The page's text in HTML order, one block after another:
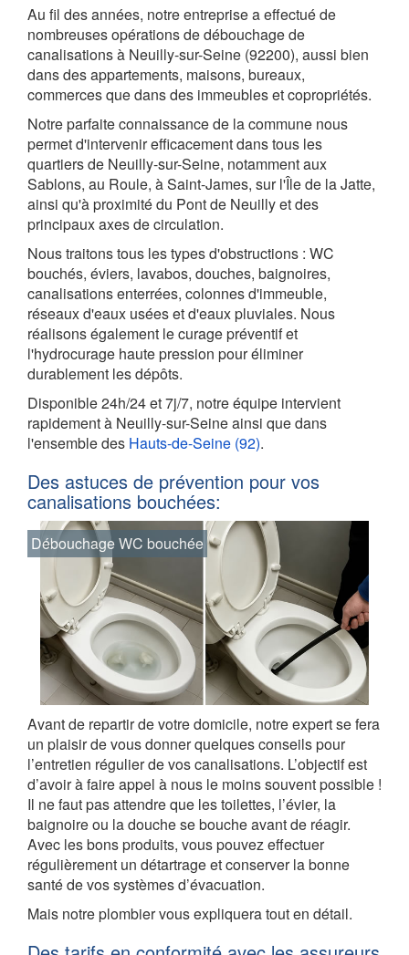
Au fil des années, notre entreprise a effectué de
nombreuses opérations de débouchage de
canalisations à Neuilly-sur-Seine (92200), aussi bien
dans des appartements, maisons, bureaux,
commerces que dans des immeubles et copropriétés.
Notre parfaite connaissance de la commune nous
permet d'intervenir efficacement dans tous les
quartiers de Neuilly-sur-Seine, notamment aux
Sablons, au Roule, à Saint-James, sur l'Île de la Jatte,
ainsi qu'à proximité du Pont de Neuilly et des
principaux axes de circulation.
Nous traitons tous les types d'obstructions : WC
bouchés, éviers, lavabos, douches, baignoires,
canalisations enterrées, colonnes d'immeuble,
réseaux d'eaux usées et d'eaux pluviales. Nous
réalisons également le curage préventif et
l'hydrocurage haute pression pour éliminer
durablement les dépôts.
Disponible 24h/24 et 7j/7, notre équipe intervient
rapidement à Neuilly-sur-Seine ainsi que dans
l'ensemble des Hauts-de-Seine (92).
Des astuces de prévention pour vos
canalisations bouchées:
Débouchage WC bouchée
Avant de repartir de votre domicile, notre expert se fera
un plaisir de vous donner quelques conseils pour
l’entretien régulier de vos canalisations. L’objectif est
d’avoir à faire appel à nous le moins souvent possible !
Il ne faut pas attendre que les toilettes, l’évier, la
baignoire ou la douche se bouche avant de réagir.
Avec les bons produits, vous pouvez effectuer
régulièrement un détartrage et conserver la bonne
santé de vos systèmes d’évacuation.
Mais notre plombier vous expliquera tout en détail.